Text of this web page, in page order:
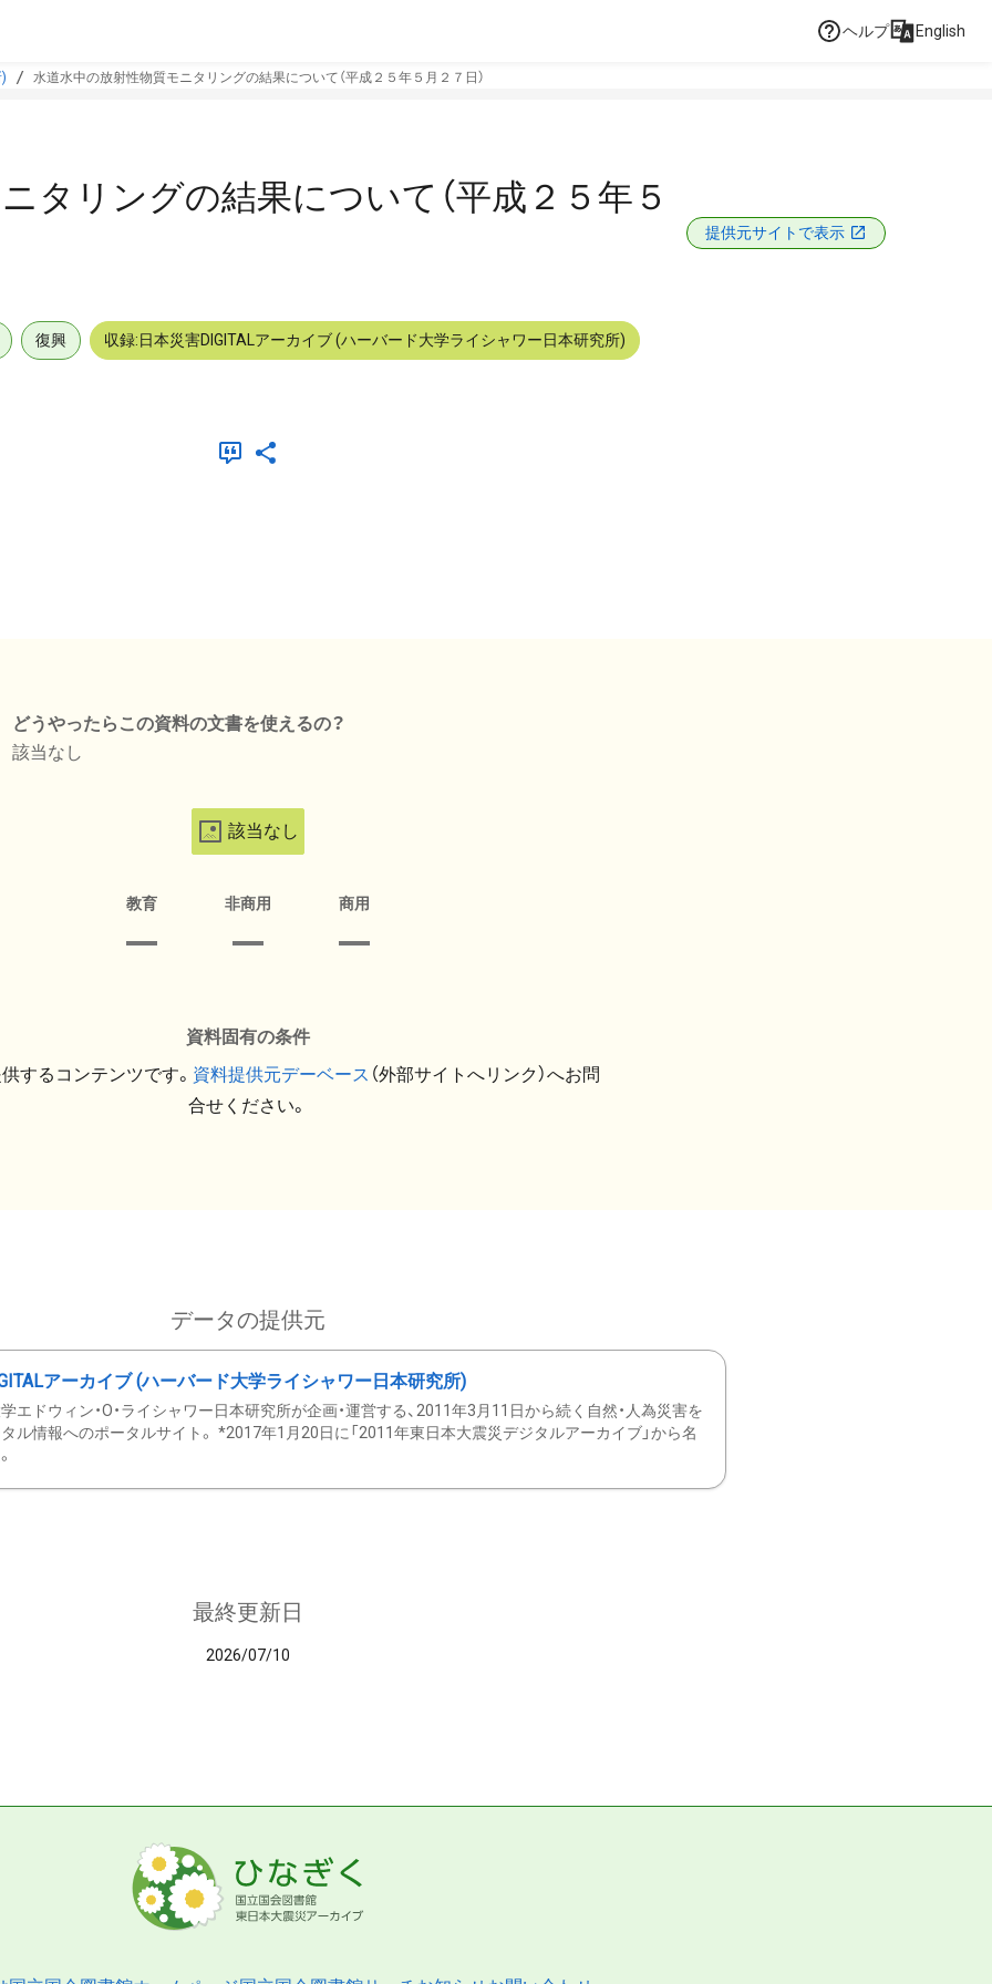
ヘルプ English
水道水中の放射性物質モニタリングの結果について（平成２５年５月２７日）
タリングの結果について（平成２５年５
提供元サイトで表示
復興 収録:日本災害DIGITALアーカイブ (ハーバード大学ライシャワー日本研究所)
どうやったらこの資料の文書を使えるの？
該当なし
該当なし
教育 非商用 商用
資料固有の条件
するコンテンツです。 資料提供元デーベース （外部サイトへリンク）へお問
合せください。
データの提供元
アーカイブ (ハーバード大学ライシャワー日本研究所)
エドウィン・O・ライシャワー日本研究所が企画・運営する、2011年3月11日から続く自然・人為災害を
ル情報へのポータルサイト。 *2017年1月20日に「2011年東日本大震災デジタルアーカイブ」から名
最終更新日
2026/07/10